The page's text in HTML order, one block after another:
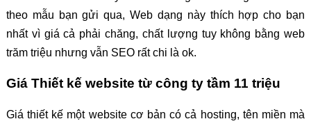
theo mẫu bạn gửi qua, Web dạng này thích hợp cho bạn
nhất vì giá cả phải chăng, chất lượng tuy không bằng web
trăm triệu nhưng vẫn SEO rất chi là ok.
Giá Thiết kế website từ công ty tầm 11 triệu
Giá thiết kế một website cơ bản có cả hosting, tên miền mà